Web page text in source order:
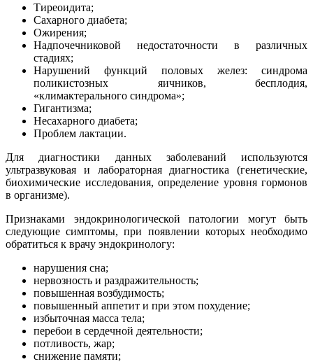
Тиреоидита;
Сахарного диабета;
Ожирения;
Надпочечниковой недостаточности в различных
стадиях;
Нарушений функций половых желез: синдрома
поликистозных яичников, бесплодия,
«климактерального синдрома»;
Гигантизма;
Несахарного диабета;
Проблем лактации.
Для диагностики данных заболеваний используются
ультразвуковая и лабораторная диагностика (генетические,
биохимические исследования, определение уровня гормонов
в организме).
Признаками эндокринологической патологии могут быть
следующие симптомы, при появлении которых необходимо
обратиться к врачу эндокринологу:
нарушения сна;
нервозность и раздражительность;
повышенная возбудимость;
повышенный аппетит и при этом похудение;
избыточная масса тела;
перебои в сердечной деятельности;
потливость, жар;
снижение памяти;